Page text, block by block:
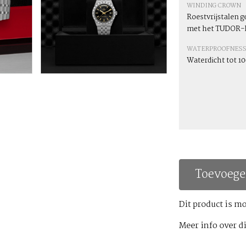
WINDING CROWN
Roestvrijstalen
met het
WATERPROOFNESS
Waterdicht tot
Dit product is
Meer info over